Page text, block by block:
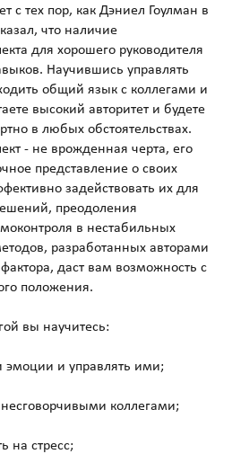
с тех пор, как Дэниел Гоулман в
что наличие
для хорошего руководителя
Научившись управлять
общий язык с коллегами и
высокий авторитет и будете
в любых обстоятельствах.
- не врожденная черта, его
представление о своих
задействовать их для
преодоления
в нестабильных
разработанных авторами
даст вам возможность с
положения.
вы научитесь:
эмоции и управлять ими;
коллегами;
на стресс;